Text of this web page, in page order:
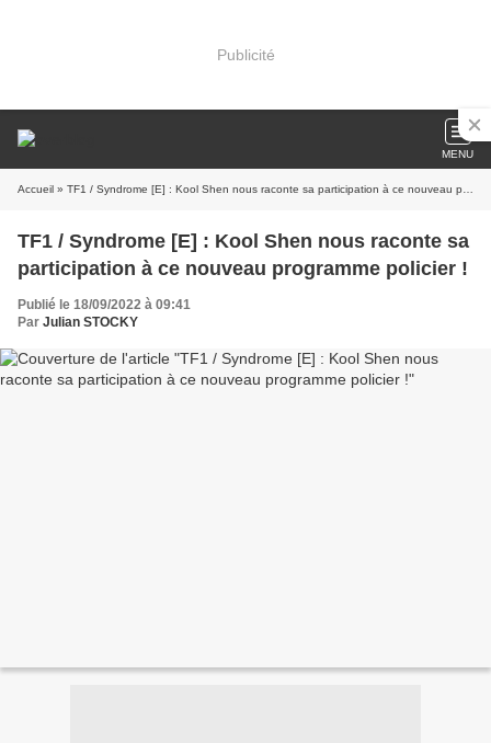
Publicité
MENU
Accueil » TF1 / Syndrome [E] : Kool Shen nous raconte sa participation à ce nouveau programme policier !
TF1 / Syndrome [E] : Kool Shen nous raconte sa
participation à ce nouveau programme policier !
Publié le 18/09/2022 à 09:41
Par Julian STOCKY